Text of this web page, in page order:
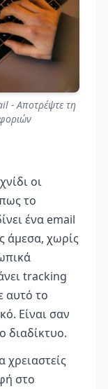
- Αποτρέψτε τη
οι
το
ένα email
άμεσα, χωρίς
tracking
αυτό το
Είναι σαν
διαδίκτυο.
στο